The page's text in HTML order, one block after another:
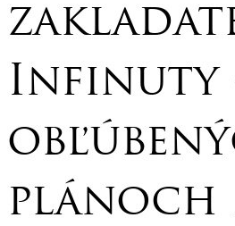
Infinuty
plánoch